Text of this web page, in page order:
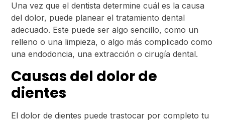
Una vez que el dentista determine cuál es la causa
del dolor, puede planear el tratamiento dental
adecuado. Este puede ser algo sencillo, como un
relleno o una limpieza, o algo más complicado como
una endodoncia, una extracción o cirugía dental.
Causas del dolor de
dientes
El dolor de dientes puede trastocar por completo tu